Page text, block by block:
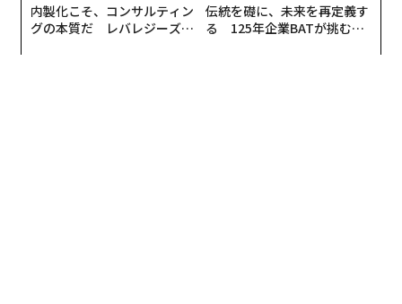
内製化こそ、コンサルティン
グの本質だ レバレジーズが
伝統を礎に、未来を再定義す
る 125年企業BATが挑むス